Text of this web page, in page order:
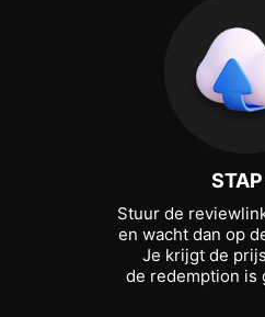
Stuur de
en wacht dan op
Je krijgt de
de redemption is